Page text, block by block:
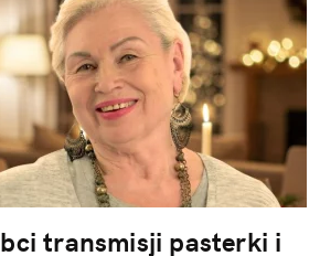
transmisji pasterki i